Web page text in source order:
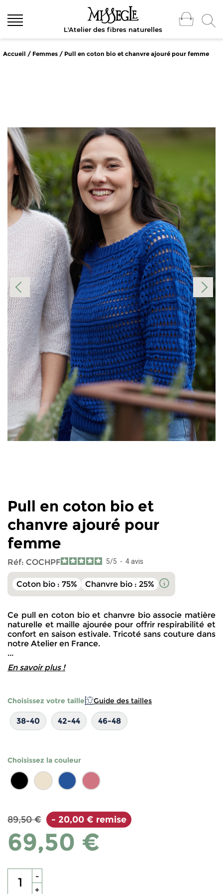
L'Atelier des fibres naturelles
Accueil / Femmes / Pull en coton bio et chanvre ajouré pour femme
Pull en coton bio et
chanvre ajouré pour
femme
Réf: COCHPF 5/5 - 4avis
Coton bio : 75% Chanvre bio : 25%
Ce pull en coton bio et chanvre bio associe matière
naturelle et maille ajourée pour offrir respirabilité et
confort en saison estivale. Tricoté sans couture dans
notre Atelier en France.
...
En savoir plus !
Choisissez votre taille Guide des tailles
Mensurations
Comment prendre mes mesures ?
46-48 66 cm 62 cm
38-40 42-44 46-48
Choisissez la couleur
89,50 € - 20,00 € remise
69,50 €
-
+